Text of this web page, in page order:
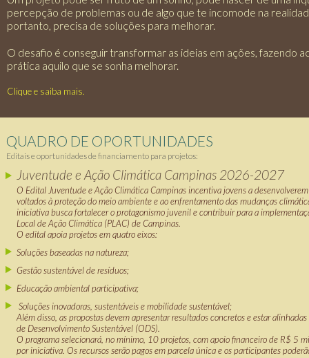
percepção de problemas ou de algo que te incomode na
portanto, precisa de soluções para melhorar.
O desafio é conseguir transformar as ideias em ações, fazendo
prática aquilo que se sonha melhorar.
Clique e saiba mais.
QUADRO DE OPORTUNIDADES
Editais e oportunidades de financiamento para projetos:
Juventude e Ação Climática Campinas 2026-2027
O Edital Juventude e Ação Climática Campinas incentiva jovens a
voltados à proteção do meio ambiente e ao enfrentamento das mudanças
iniciativa busca fortalecer o protagonismo juvenil e contribuir para a
Local de Ação Climática (PLAC) de Campinas.
O edital apoia projetos em quatro eixos:
Soluções baseadas na natureza;
Gestão sustentável de resíduos;
Educação ambiental participativa;
Soluções inovadoras, sustentáveis e mobilidade sustentável;
Além disso, as propostas devem apresentar resultados concretos e estar
de Desenvolvimento Sustentável (ODS).
O programa selecionará, no mínimo, 10 projetos, com apoio financeiro de R$ 5
por iniciativa. Os recursos serão pagos em parcela única e os participantes